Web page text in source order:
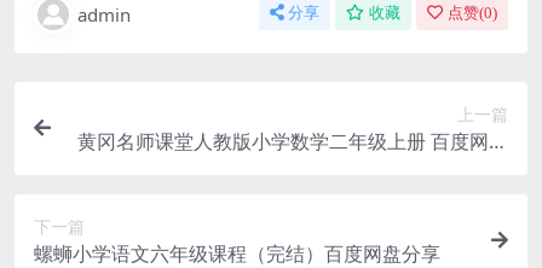
admin 分享 收藏 点赞(0)
上一篇
黄冈名师课堂人教版小学数学二年级上册 百度网盘
下一篇
螺蛳小学语文六年级课程（完结）百度网盘分享